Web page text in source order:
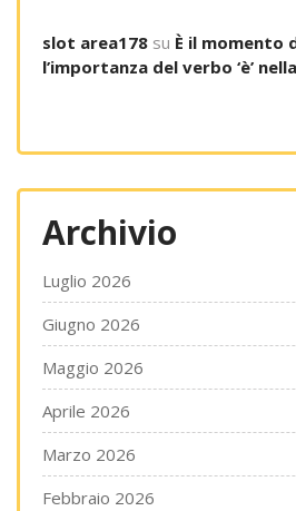
slot area178 su È il momento
l’importanza del verbo ‘è’
Archivio
Luglio 2026
Giugno 2026
Maggio 2026
Aprile 2026
Marzo 2026
Febbraio 2026